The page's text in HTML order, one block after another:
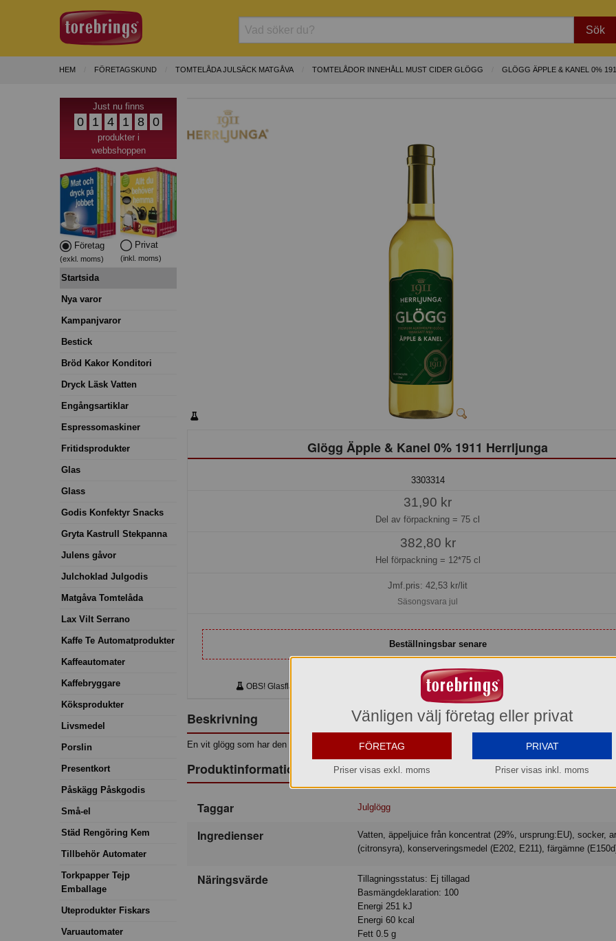
Sök
HEM FÖRETAGSKUND TOMTELÅDA JULSÄCK MATGÅVA TOMTELÅDOR INNEHÅLL MUST CIDER GLÖGG GLÖGG ÄPPLE & KANEL 0%
Just nu finns
0 1 4 1 8 0
produkter i
webbshoppen
Företag
(exkl. moms)
Privat
(inkl. moms)
Startsida
Nya varor
Kampanjvaror
Bestick
Bröd Kakor Konditori
Dryck Läsk Vatten
Engångsartiklar
Espressomaskiner
Fritidsprodukter
Glas
Glass
Godis Konfektyr Snacks
Gryta Kastrull Stekpanna
Julens gåvor
Julchoklad Julgodis
Matgåva Tomtelåda
Lax Vilt Serrano
Kaffe Te Automatprodukter
Kaffeautomater
Kaffebryggare
Köksprodukter
Livsmedel
Porslin
Presentkort
Påskägg Påskgodis
Små-el
Städ Rengöring Kem
Tillbehör Automater
Torkpapper Tejp
Emballage
Uteprodukter Fiskars
Varuautomater
Glögg Äpple & Kanel 0% 1911 Herrljunga
3303314
31,90 kr
Del av förpackning = 75 cl
382,80 kr
Hel förpackning = 12*75 cl
Jmf.pris: 42,53 kr/lit
Säsongsvara jul
Beställningsbar senare
OBS! Glasflaskor. Levereras till företag men privatpersoner måste hämta själva vid vårt lager i Aneby.
Beskrivning
En vit glögg som har den perfekta smaken av äpple och kanel. Glöggen är alkoholfri för att passa alla
Produktinformation
Taggar Julglögg
Ingredienser
Vatten, äppeljuice från koncentrat (29%, ursprung:EU), socker, arom, syra
(citronsyra), konserveringsmedel (E202, E211), färgämne
Näringsvärde
Tillagningsstatus: Ej tillagad
Basmängdeklaration: 100
Energi 251 kJ
Energi 60 kcal
Fett 0.5 g
Vänligen välj företag eller privat
FÖRETAG
Priser visas exkl. moms
PRIVAT
Priser visas inkl. moms